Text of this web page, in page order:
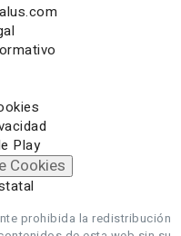
Play
Cookies
prohibida la redistribución